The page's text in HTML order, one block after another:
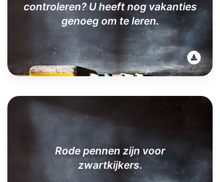
controleren? U heeft nog vakanties
genoeg om te leren.
Rode pennen zijn voor
zwartkijkers.